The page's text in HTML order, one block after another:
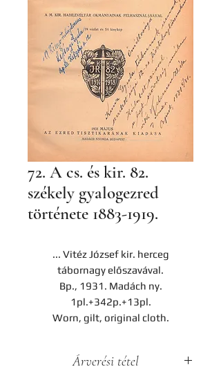
72. A cs. és kir. 82.
székely gyalogezred
története 1883-1919.
... Vitéz József kir. herceg
tábornagy előszavával.
Bp., 1931. Madách ny.
1pl.+342p.+13pl.
Worn, gilt, original cloth.
Árverési tétel